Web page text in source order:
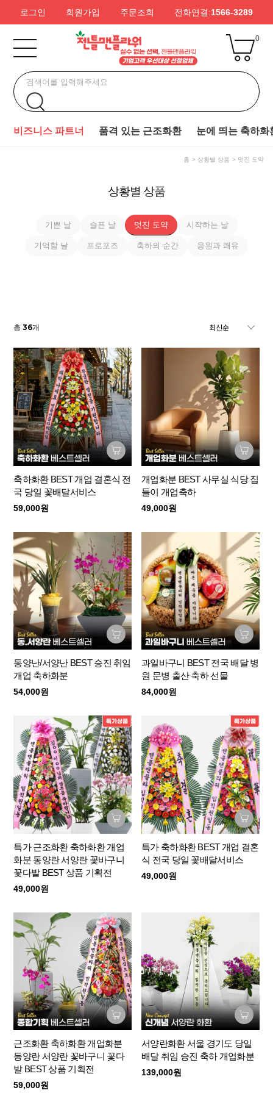
로그인 회원가입 주문조회 전화연결:1566-3289
0
비즈니스 파트너 품격 있는 근조화환 눈에 띄는 축하화
홈 상황별 상품 멋진 도약
상황별 상품
기쁜 날 슬픈 날 멋진 도약 시작하는 날
기억할 날 프로포즈 축하의 순간 응원과 쾌유
총36개
축하화환 BEST 개업 결혼식 전
국 당일 꽃배달서비스
59,000원
개업화분 BEST 사무실 식당 집
들이 개업축하
49,000원
동양난/서양난 BEST 승진 취임
개업 축하화분
54,000원
과일바구니 BEST 전국 배달 병
원 문병 출산 축하 선물
84,000원
특가 근조화환 축하화환 개업
화분 동양란 서양란 꽃바구니
꽃다발 BEST 상품 기획전
49,000원
특가 축하화환 BEST 개업 결혼
식 전국 당일 꽃배달서비스
49,000원
근조화환 축하화환 개업화분
동양란 서양란 꽃바구니 꽃다
발 BEST 상품 기획전
59,000원
서양란화환 서울 경기도 당일
배달 취임 승진 축하 개업화분
139,000원